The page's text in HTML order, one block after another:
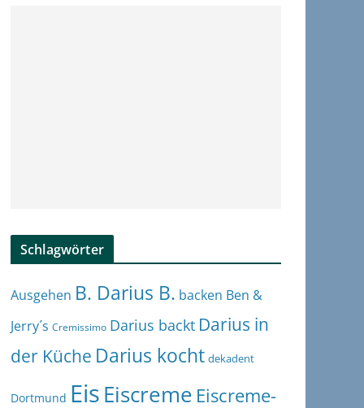
Schlagwörter
Ausgehen B. Darius B. backen Ben &
Jerry´s Cremissimo Darius backt Darius in
der Küche Darius kocht dekadent
Dortmund EisEiscreme Eiscreme-